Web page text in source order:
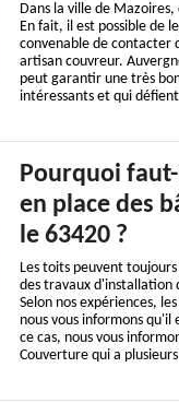
Dans la ville de
En fait, il est possible de
convenable de contacter
artisan couvreur.
peut garantir une très
intéressants et qui
Pourquoi
en place des
le 63420 ?
Les toits peuvent
des travaux d'installation
Selon nos expériences,
nous vous informons qu'il
ce cas, nous vous
Couverture qui a